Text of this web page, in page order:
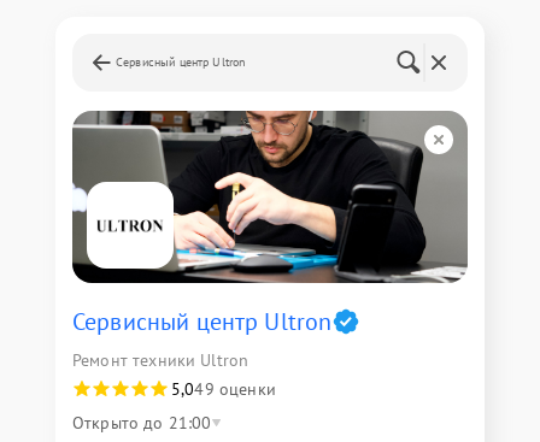
Сервисный центр Ultron
Сервисный центр Ultron
Ремонт техники Ultron
5,049 оценки
Открыто до 21:00